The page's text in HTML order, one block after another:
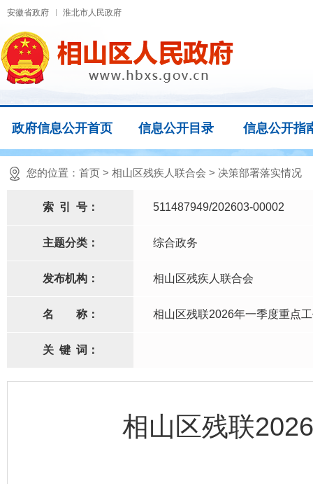
安徽省政府 淮北市人民政府
政府信息公开首页 信息公开目录 信息公开指
您的位置： 首页 > 相山区残疾人联合会 > 决策部署落实情况
索 引 号： 511487949/202603-00002
主题分类： 综合政务
发布机构： 相山区残疾人联合会
名 称： 相山区残联2026年一季度重点
关 键 词：
相山区残联